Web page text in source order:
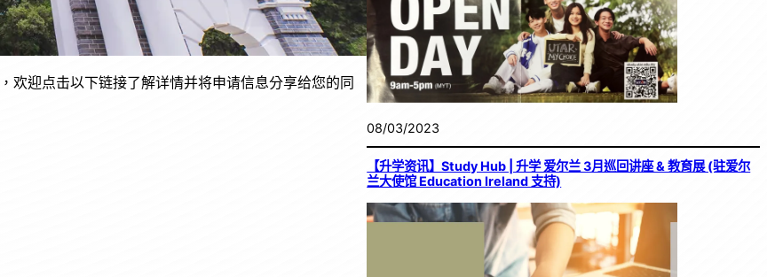
，欢迎点击以下链接了解详情并将申请信息分享给您的同
08/03/2023
【升学资讯】Study Hub | 升学 爱尔兰 3月巡回讲座 & 教育展 (驻爱尔
兰大使馆 Education Ireland 支持)